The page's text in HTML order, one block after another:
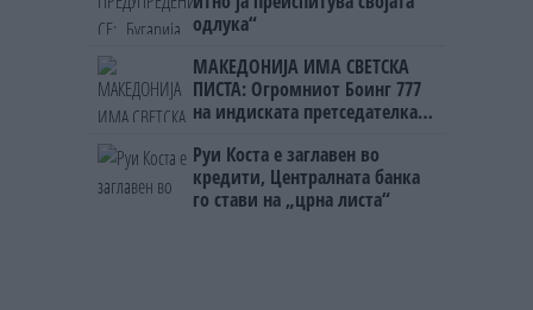
одлука“
МАКЕДОНИЈА ИМА СВЕТСКА
ПИСТА: Огромниот Боинг 777
на индиската претседателка
Скопје
Руи Коста е заглавен во
кредити, Централната банка
го стави на „црна листа“